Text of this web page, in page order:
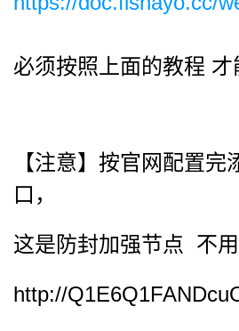
必须按照上面的教程 才
【注意】按官网配置完
口，
这是防封加强节点 不
http://